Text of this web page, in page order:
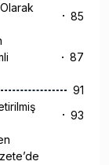
85
87
91
93